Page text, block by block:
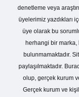
denetleme veya
üyelerimiz yazdıkları
üye olarak bu
herhangi bir marka,
bulunmamaktadır.
paylaşılmaktadır.
olup, gerçek kurum
Gerçek kurum ve